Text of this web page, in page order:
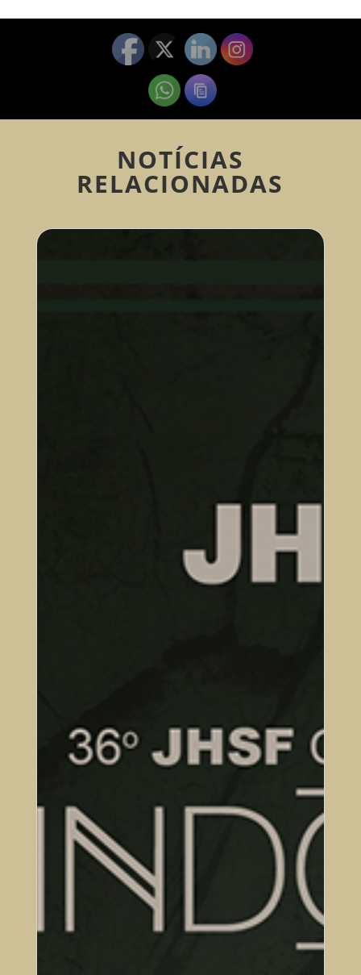
NOTÍCIAS
RELACIONADAS